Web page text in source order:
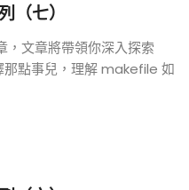
（七）
，文章將帶領你深入探索
那點事兒，理解 makefile 如